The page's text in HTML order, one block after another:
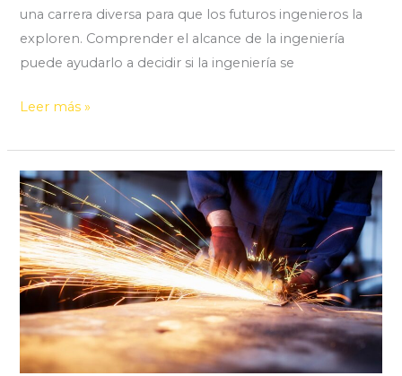
una carrera diversa para que los futuros ingenieros la
exploren. Comprender el alcance de la ingeniería
puede ayudarlo a decidir si la ingeniería se
Leer más »
Metalmecánica
en
Antofagasta